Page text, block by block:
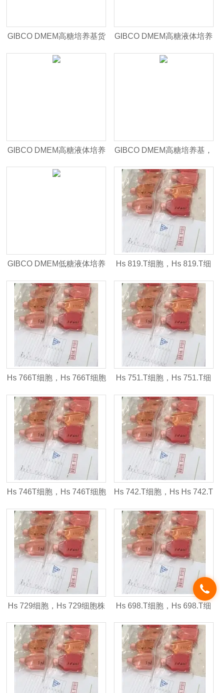
GIBCO DMEM高糖培养基货
号：C12430500BT，不含丙
GIBCO DMEM高糖液体培养
基，货号：C11995500BT
GIBCO DMEM高糖液体培养
基，货号：C11965500BT
GIBCO DMEM高糖培养基，
货号：C11960500BT
GIBCO DMEM低糖液体培养
基（货号：C11885500BT）
Hs 819.T细胞，Hs 819.T细
胞株
Hs 766T细胞，Hs 766T细胞
株
Hs 751.T细胞，Hs 751.T细
胞株
Hs 746T细胞，Hs 746T细胞
株
Hs 742.T细胞，Hs Hs 742.T
细胞株
Hs 729细胞，Hs 729细胞株 Hs 698.T细胞，Hs 698.T细
胞株